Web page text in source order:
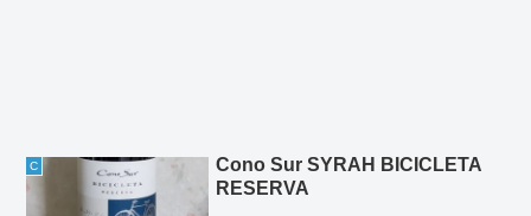
C
Cono Sur SYRAH BICICLETA
RESERVA